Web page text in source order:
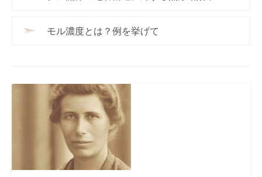
モル濃度とは？例を挙げて